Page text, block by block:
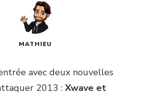
MATHIEU
avec deux nouvelles
2013 : Xwave et